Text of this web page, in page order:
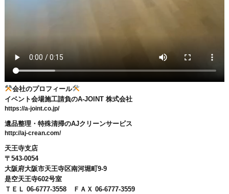
会社のプロフィール
イベント会場施工請負のA-JOINT 株式会社
https://a-joint.co.jp/
遺品整理・特殊清掃のAJクリーンサービス
http://aj-crean.com/
天王寺支店
〒543-0054
大阪府大阪市天王寺区南河堀町9-9
是空天王寺602号室
ＴＥＬ 06-6777-3558 ＦＡＸ 06-6777-3559